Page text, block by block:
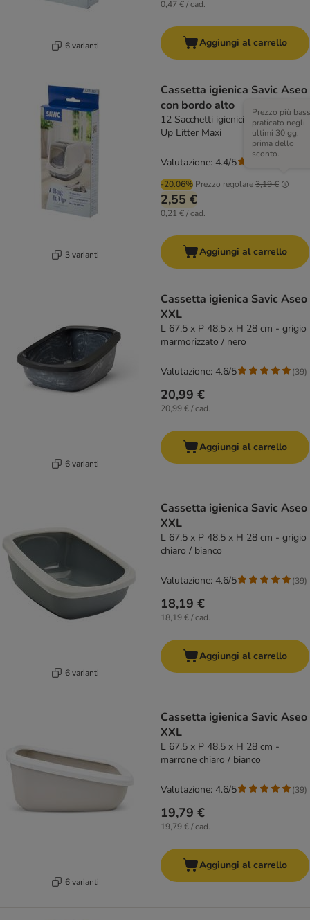
6 varianti
0,47 € / cad.
Aggiungi al carrello
3 varianti
Cassetta igienica Savic Aseo
con bordo alto
12 Sacchetti igienici Savic Bag it
Up Litter Maxi
-20.06% Prezzo regolare3,19 €
Prezzo più
praticato negli
ultimi 30 gg,
prima dello
sconto.
2,55 €
0,21 € / cad.
Valutazione: 4.4/5
Aggiungi al carrello
6 varianti
Cassetta igienica Savic Aseo
XXL
L 67,5 x P 48,5 x H 28 cm - grigio
marmorizzato / nero
20,99 €
20,99 € / cad.
Valutazione: 4.6/5 (39)
Aggiungi al carrello
6 varianti
Cassetta igienica Savic Aseo
XXL
L 67,5 x P 48,5 x H 28 cm - grigio
chiaro / bianco
18,19 €
18,19 € / cad.
Valutazione: 4.6/5 (39)
Aggiungi al carrello
6 varianti
Cassetta igienica Savic Aseo
XXL
L 67,5 x P 48,5 x H 28 cm -
marrone chiaro / bianco
19,79 €
19,79 € / cad.
Valutazione: 4.6/5 (39)
Aggiungi al carrello